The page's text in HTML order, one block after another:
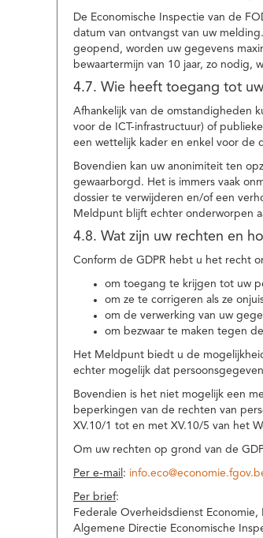
De Economische Inspectie van de
datum van ontvangst van uw
geopend, worden uw gegevens
bewaartermijn van 10 jaar, zo
4.7. Wie heeft toegang tot
Afhankelijk van de omstandigheden
voor de ICT-infrastructuur) of
een wettelijk kader en enkel voor de
Bovendien kan uw anonimiteit ten
gewaarborgd. Het is immers vaak
dossier te verwijderen en/of een
Meldpunt blijft echter onderworpen
4.8. Wat zijn uw rechten en
Conform de GDPR hebt u het recht
om toegang te krijgen tot uw
om ze te corrigeren als ze
om de verwerking van uw
om bezwaar te maken tegen
Het Meldpunt biedt u de
echter mogelijk dat
Bovendien is het niet mogelijk een
beperkingen van de rechten van
XV.10/1 tot en met XV.10/5 van het
Om uw rechten op grond van de
Per e-mail :
Per brief:
Federale Overheidsdienst
Algemene Directie Economische